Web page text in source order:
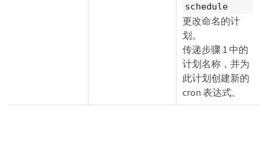
schedule
更改命名的计
划。
传递步骤 1 中的
计划名称，并为
此计划创建新的
cron 表达式。